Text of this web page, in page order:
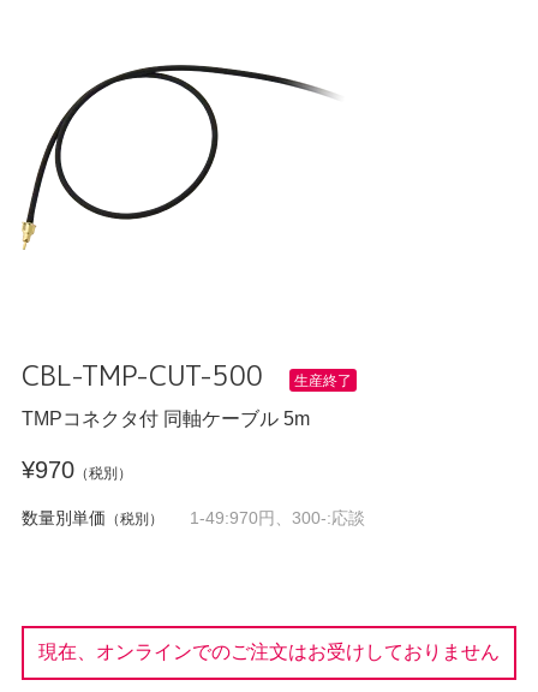
CBL-TMP-CUT-500 生産終了
TMPコネクタ付 同軸ケーブル 5m
¥970（税別）
数量別単価 （税別） 1-49:970円、300-:応談
現在、オンラインでのご注文はお受けしておりません